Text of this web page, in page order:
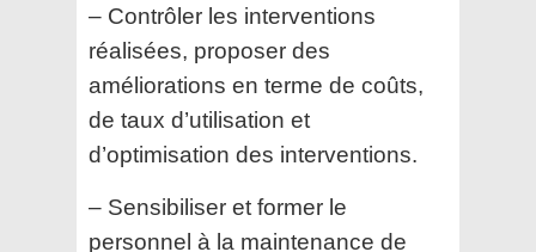
– Contrôler les interventions
réalisées, proposer des
améliorations en terme de coûts,
de taux d’utilisation et
d’optimisation des interventions.
– Sensibiliser et former le
personnel à la maintenance de